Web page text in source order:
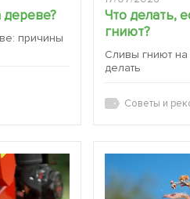
дереве?
причины
Что делать,
гниют?
Сливы гниют на
делать
Советы и